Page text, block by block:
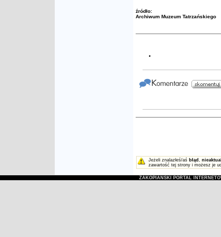
źródło:
Archiwum Muzeum Tatrzańskiego
Jeżeli znalazłeś/aś błąd ,
zawartość tej strony i możesz je
ZAKOPIAŃSKI PORTAL